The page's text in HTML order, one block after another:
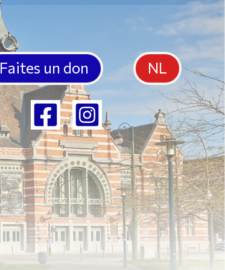
Faites un don NL